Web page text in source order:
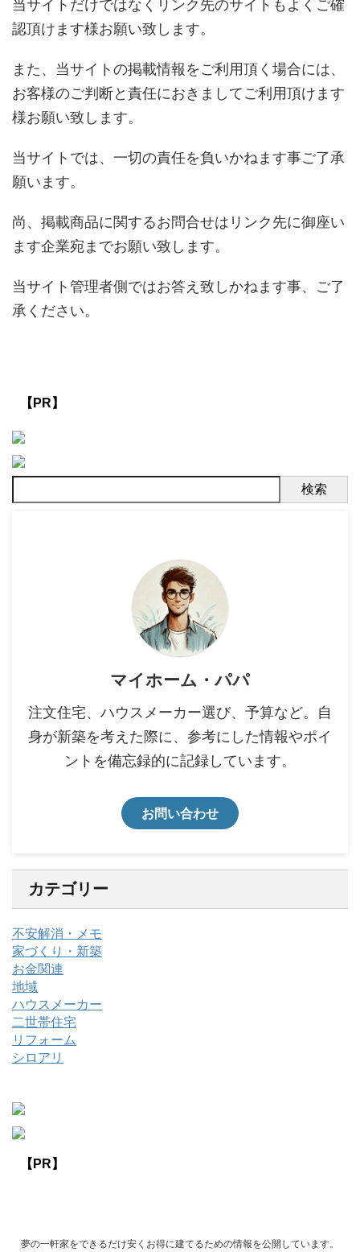
当サイトだけではなくリンク先のサイトもよくご確
認頂けます様お願い致します。
また、当サイトの掲載情報をご利用頂く場合には、
お客様のご判断と責任におきましてご利用頂けます
様お願い致します。
当サイトでは、一切の責任を負いかねます事ご了承
願います。
尚、掲載商品に関するお問合せはリンク先に御座い
ます企業宛までお願い致します。
当サイト管理者側ではお答え致しかねます事、ご了
承ください。
【PR】
検索
マイホーム・パパ
注文住宅、ハウスメーカー選び、予算など。自
身が新築を考えた際に、参考にした情報やポイ
ントを備忘録的に記録しています。
お問い合わせ
カテゴリー
不安解消・メモ
家づくり・新築
お金関連
地域
ハウスメーカー
二世帯住宅
リフォーム
シロアリ
【PR】
夢の一軒家をできるだけ安くお得に建てるための情報を公開しています。